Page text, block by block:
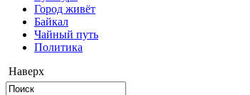
Город живёт
Байкал
Чайный путь
Политика
Наверх